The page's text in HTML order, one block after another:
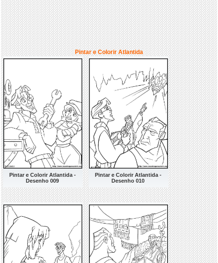
Pintar e Colorir Atlantida
Pintar e Colorir Atlantida -
Desenho 009
Pintar e Colorir Atlantida -
Desenho 010